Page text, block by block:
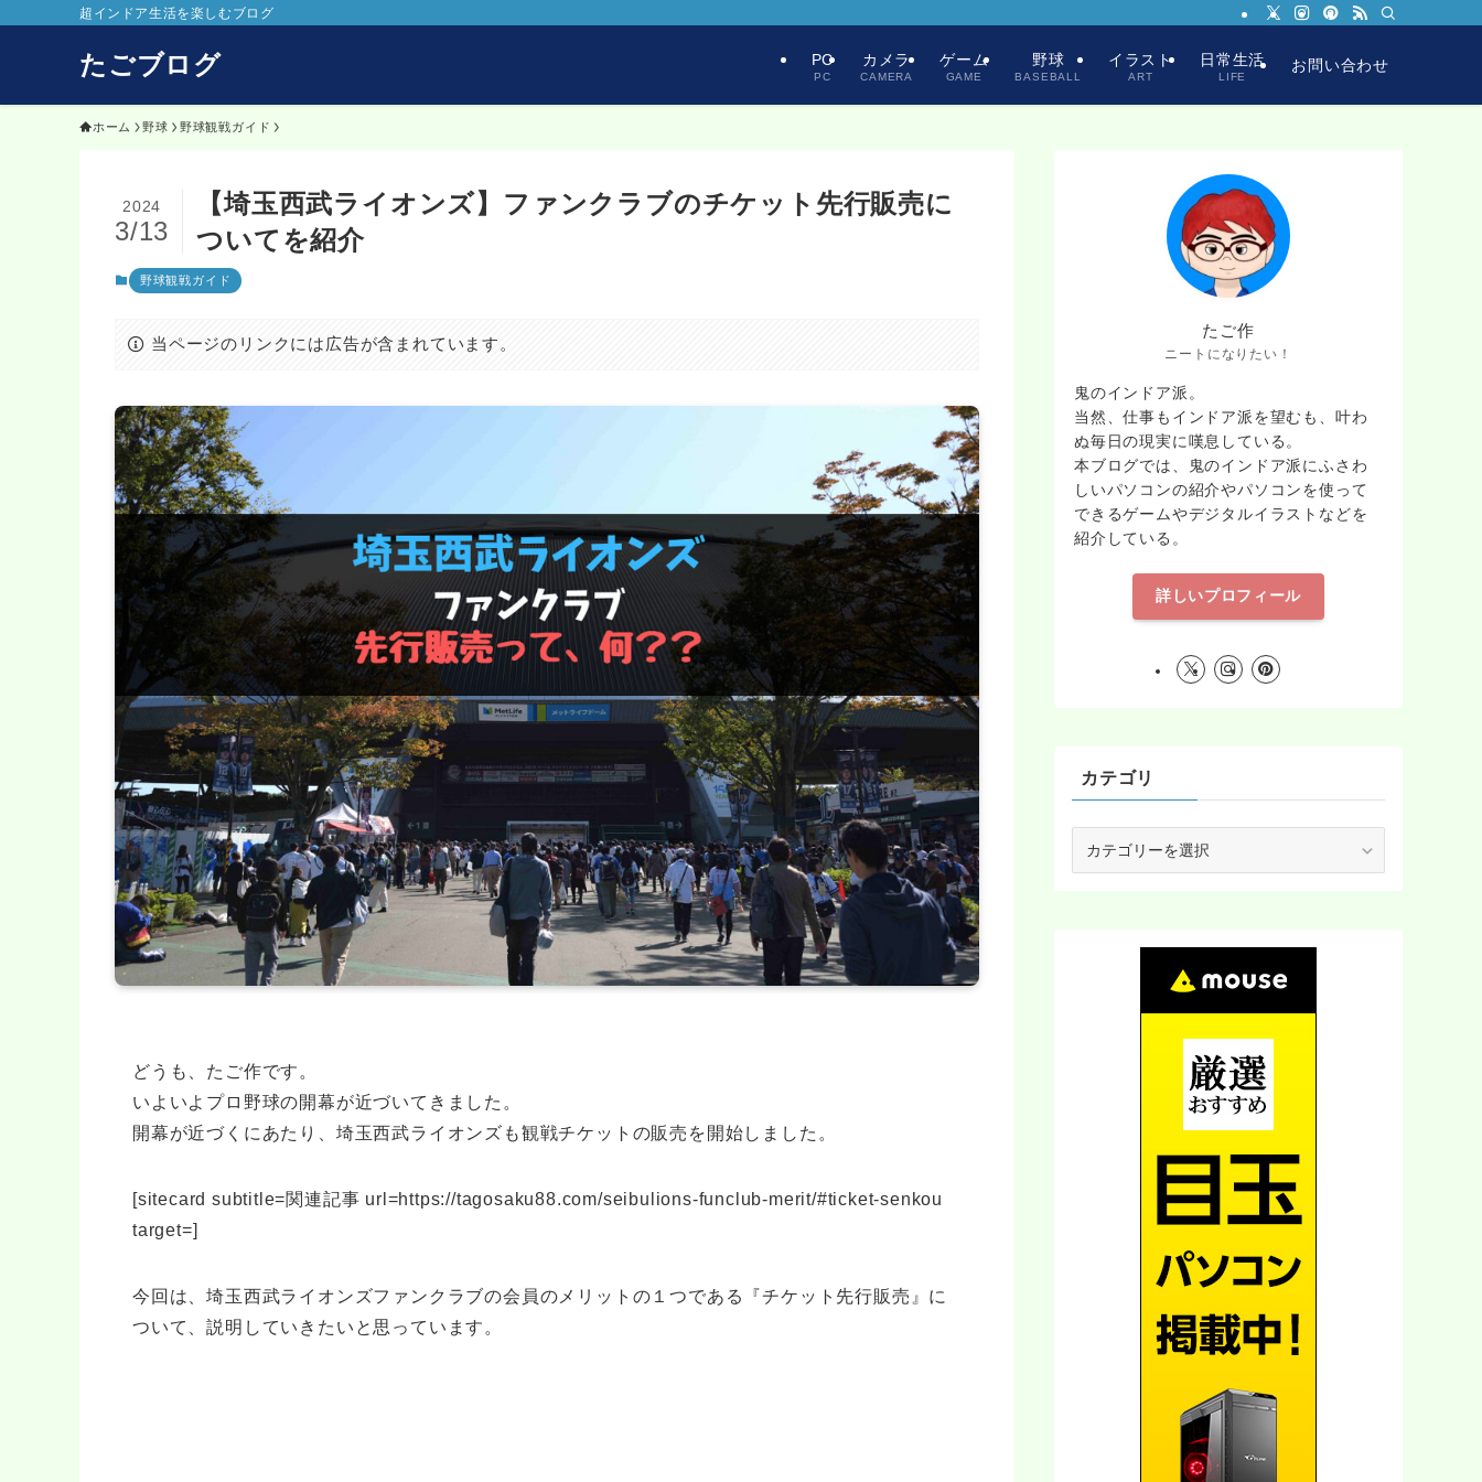
超インドア生活を楽しむブログ
たごブログ PC
PC
カメラ
CAMERA
ゲーム
GAME
野球
BASEBALL
イラスト
ART
日常生活
LIFE
お問い合わせ
ホーム 野球 野球観戦ガイド
【埼玉西武ライオンズ】ファンクラブのチケット先行販売に
ついてを紹介
2024
3/13
野球観戦ガイド
当ページのリンクには広告が含まれています。
どうも、たご作です。
いよいよプロ野球の開幕が近づいてきました。
開幕が近づくにあたり、埼玉西武ライオンズも観戦チケットの販売を開始しました。
[sitecard subtitle=関連記事 url=https://tagosaku88.com/seibulions-funclub-merit/#ticket-senkou
target=]
今回は、埼玉西武ライオンズファンクラブの会員のメリットの１つである『チケット先行販売』に
ついて、説明していきたいと思っています。
たご作
ニートになりたい！
鬼のインドア派。
当然、仕事もインドア派を望むも、叶わ
ぬ毎日の現実に嘆息している。
本ブログでは、鬼のインドア派にふさわ
しいパソコンの紹介やパソコンを使って
できるゲームやデジタルイラストなどを
紹介している。
詳しいプロフィール
カテゴリ